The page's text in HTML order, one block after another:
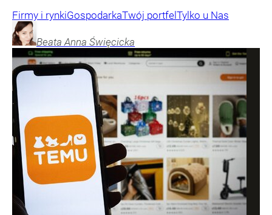
Firmy i rynkiGospodarkaTwój portfel Tylko u Nas
Beata Anna Święcicka